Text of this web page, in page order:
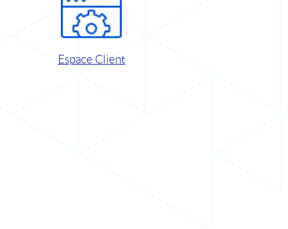
Espace Client